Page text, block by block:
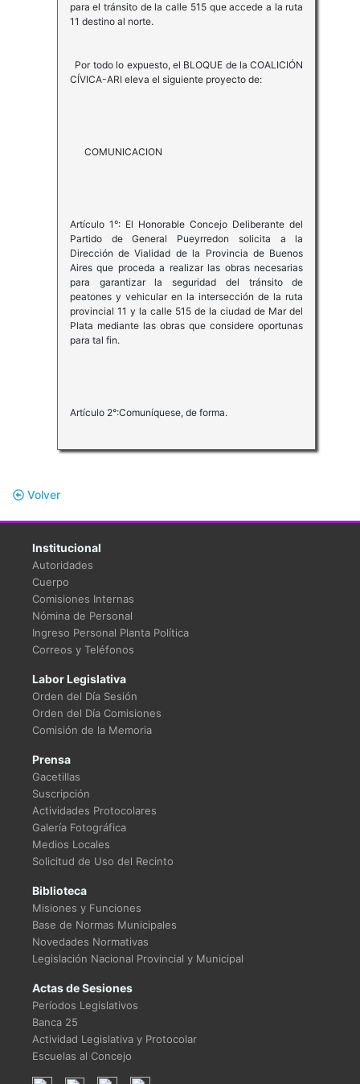
para el tránsito de la calle 515 que accede a la ruta
11 destino al norte.
Por todo lo expuesto, el BLOQUE de la COALICIÓN
CÍVICA-ARI eleva el siguiente proyecto de:
COMUNICACION
Artículo 1°: El Honorable Concejo Deliberante del
Partido de General Pueyrredon solicita a la
Dirección de Vialidad de la Provincia de Buenos
Aires que proceda a realizar las obras necesarias
para garantizar la seguridad del tránsito de
peatones y vehicular en la intersección de la ruta
provincial 11 y la calle 515 de la ciudad de Mar del
Plata mediante las obras que considere oportunas
para tal fin.
Artículo 2°:Comuníquese, de forma.
Volver
Institucional
Autoridades
Cuerpo
Comisiones Internas
Nómina de Personal
Ingreso Personal Planta Política
Correos y Teléfonos
Labor Legislativa
Orden del Día Sesión
Orden del Día Comisiones
Comisión de la Memoria
Prensa
Gacetillas
Suscripción
Actividades Protocolares
Galería Fotográfica
Medios Locales
Solicitud de Uso del Recinto
Biblioteca
Misiones y Funciones
Base de Normas Municipales
Novedades Normativas
Legislación Nacional Provincial y Municipal
Actas de Sesiones
Períodos Legislativos
Banca 25
Actividad Legislativa y Protocolar
Escuelas al Concejo